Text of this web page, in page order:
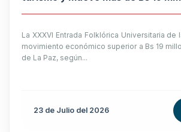
La XXXVI Entrada Folklórica Universitaria de
movimiento económico superior a Bs 19
de La Paz, según...
23 de Julio del 2026